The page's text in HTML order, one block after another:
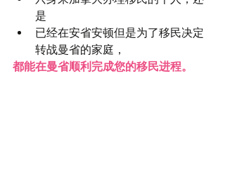
是
已经在安省安顿但是为了移民决定
转战曼省的家庭，
都能在曼省顺利完成您的移民进程。